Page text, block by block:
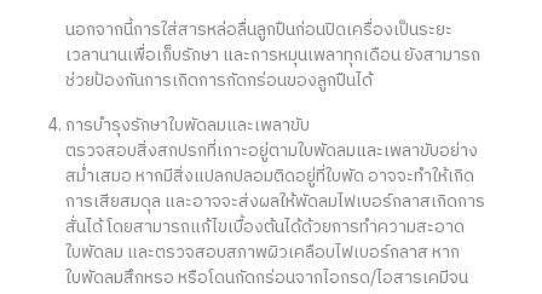
นอกจากนี้การใส่สารหล่อลื่นลูกปืนก่อนปิดเครื่องเป็นระยะ
เวลานานเพื่อเก็บรักษา และการหมุนเพลาทุกเดือน ยังสามารถ
ช่วยป้องกันการเกิดการกัดกร่อนของลูกปืนได้
การบำรุงรักษาใบพัดลมและเพลาขับ
ตรวจสอบสิ่งสกปรกที่เกาะอยู่ตามใบพัดลมและเพลาขับอย่าง
สม่ำเสมอ หากมีสิ่งแปลกปลอมติดอยู่ที่ใบพัด อาจจะทำให้เกิด
การเสียสมดุล และอาจจะส่งผลให้พัดลมไฟเบอร์กลาสเกิดการ
สั่นได้ โดยสามารถแก้ไขเบื้องต้นได้ด้วยการทำความสะอาด
ใบพัดลม และตรวจสอบสภาพผิวเคลือบไฟเบอร์กลาส หาก
ใบพัดลมสึกหรอ หรือโดนกัดกร่อนจากไอกรด/ไอสารเคมีจน